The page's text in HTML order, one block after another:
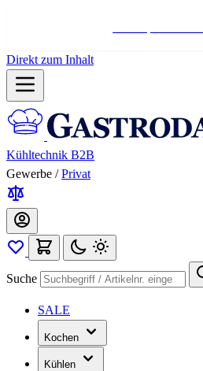
Direkt zum Inhalt
Kühltechnik B2B
Gewerbe / Privat
Suche
SALE
Kochen
Kühlen